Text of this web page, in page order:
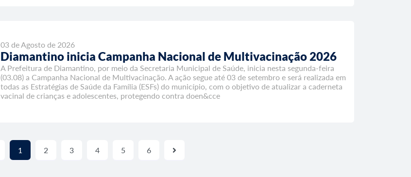
03 de Agosto de 2026
Diamantino inicia Campanha Nacional de Multivacinação 2026
A Prefeitura de Diamantino, por meio da Secretaria Municipal de Saúde, inicia nesta segunda-feira
(03.08) a Campanha Nacional de Multivacinação. A ação segue até 03 de setembro e será realizada em
todas as Estratégias de Saúde da Família (ESFs) do município, com o objetivo de atualizar a caderneta
vacinal de crianças e adolescentes, protegendo contra doen&cce
1 2 3 4 5 6